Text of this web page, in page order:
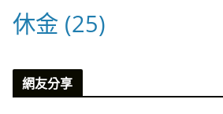
休金 (25)
網友分享